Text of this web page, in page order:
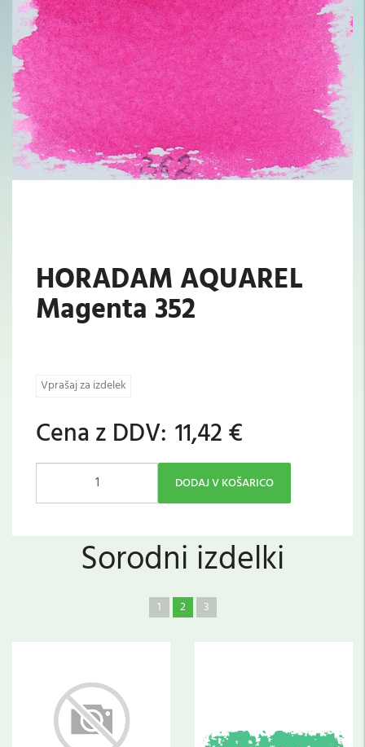
HORADAM AQUAREL
Magenta 352
Vprašaj za izdelek
Cena z DDV: 11,42 €
DODAJ V KOŠARICO
Sorodni izdelki
1 2 3